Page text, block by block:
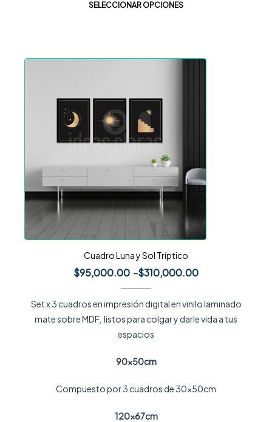
SELECCIONAR OPCIONES
Cuadro Luna y Sol Tríptico
$95,000.00 -$310,000.00
Set x 3 cuadros en impresión digital en vinilo laminado
mate sobre MDF, listos para colgar y darle vida a tus
espacios
90x50cm
Compuesto por 3 cuadros de 30x50cm
120x67cm